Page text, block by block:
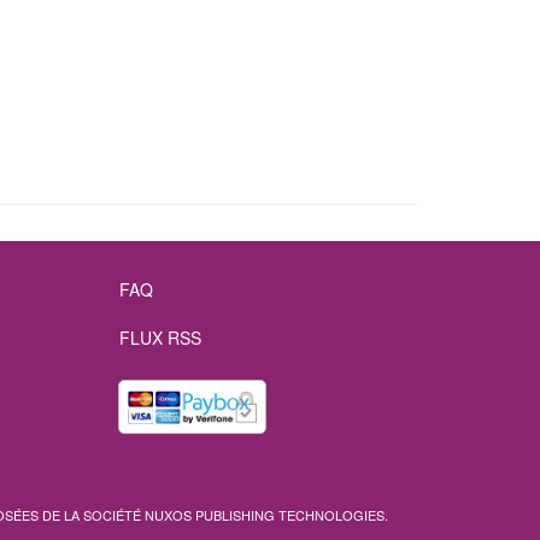
FAQ
FLUX RSS
DE LA SOCIÉTÉNUXOS PUBLISHING TECHNOLOGIES.